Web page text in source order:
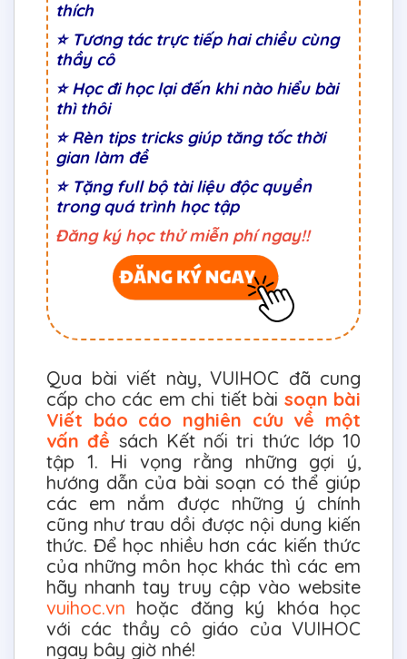
thích
⭐ Tương tác trực tiếp hai chiều cùng
thầy cô
⭐ Học đi học lại đến khi nào hiểu bài
thì thôi
⭐ Rèn tips tricks giúp tăng tốc thời
gian làm đề
⭐ Tặng full bộ tài liệu độc quyền
trong quá trình học tập
Đăng ký học thử miễn phí ngay!!
Qua bài viết này, VUIHOC đã cung
cấp cho các em chi tiết bài soạn bài
Viết báo cáo nghiên cứu về một
vấn đề sách Kết nối tri thức lớp 10
tập 1. Hi vọng rằng những gợi ý,
hướng dẫn của bài soạn có thể giúp
các em nắm được những ý chính
cũng như trau dồi được nội dung kiến
thức. Để học nhiều hơn các kiến thức
của những môn học khác thì các em
hãy nhanh tay truy cập vào website
vuihoc.vn hoặc đăng ký khóa học
với các thầy cô giáo của VUIHOC
ngay bây giờ nhé!